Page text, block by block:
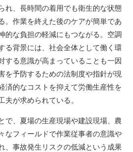
れ、長時間の着用でも衛生的な状態
。作業を終えた後のケアが簡単であ
的な負担の軽減にもつながる。空調
る背景には、社会全体として働く環
する意識が高まっていることも一因
を予防するための法制度や指針が現
済的なコストを抑えて労働生産性を
夫が求められている。
で、夏場の生産現場や建設現場、農
なフィールドで作業従事者の意識や
、事故発生リスクの低減という成果